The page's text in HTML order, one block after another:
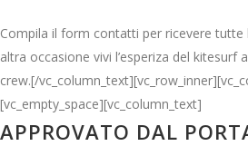
Compila il form contatti per ricevere tutte
altra occasione vivi l’esperiza del kitesurf
crew.[/
[vc_empty_space][vc_column_text]
APPROVATO DAL